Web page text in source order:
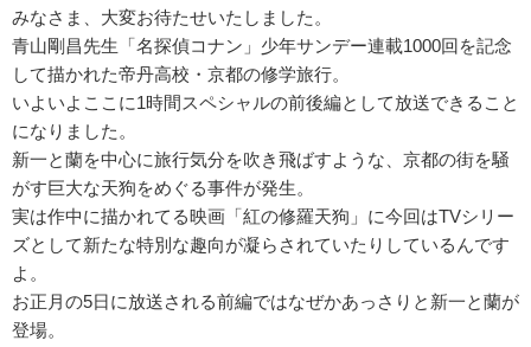
みなさま、大変お待たせいたしました。
青山剛昌先生「名探偵コナン」少年サンデー連載1000回を記念
して描かれた帝丹高校・京都の修学旅行。
いよいよここに1時間スペシャルの前後編として放送できること
になりました。
新一と蘭を中心に旅行気分を吹き飛ばすような、京都の街を騒
がす巨大な天狗をめぐる事件が発生。
実は作中に描かれてる映画「紅の修羅天狗」に今回はTVシリー
ズとして新たな特別な趣向が凝らされていたりしているんです
よ。
お正月の5日に放送される前編ではなぜかあっさりと新一と蘭が
登場。